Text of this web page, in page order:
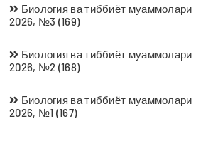
Биология ва тиббиёт муаммолари
2026, №3 (169)
Биология ва тиббиёт муаммолари
2026, №2 (168)
Биология ва тиббиёт муаммолари
2026, №1 (167)